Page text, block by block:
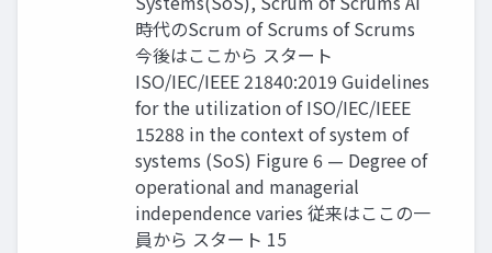
時代のScrum of Scrums of Scrums
今後はここから スタート
ISO/IEC/IEEE 21840:2019 Guidelines
for the utilization of ISO/IEC/IEEE
15288 in the context of system of
systems (SoS) Figure 6 — Degree of
operational and managerial
independence varies 従来はここの一
員から スタート 15